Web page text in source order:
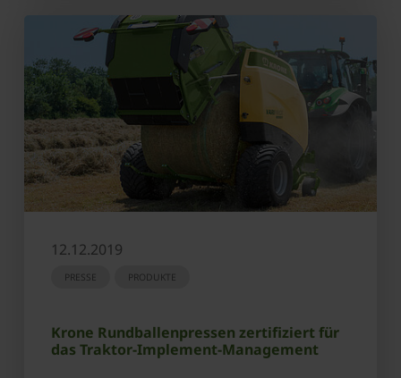
12.12.2019
PRESSE PRODUKTE
Krone Rundballenpressen zertifiziert für
das Traktor-Implement-Management